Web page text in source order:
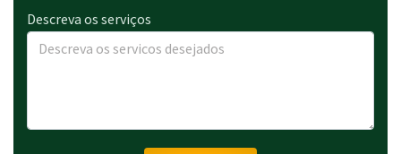
Descreva os serviços